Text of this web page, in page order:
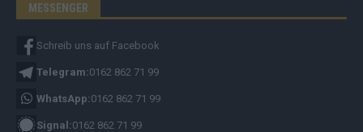
MESSENGER
Schreib uns auf Facebook
Telegram:0162 862 71 99
WhatsApp:0162 862 71 99
Signal:0162 862 71 99